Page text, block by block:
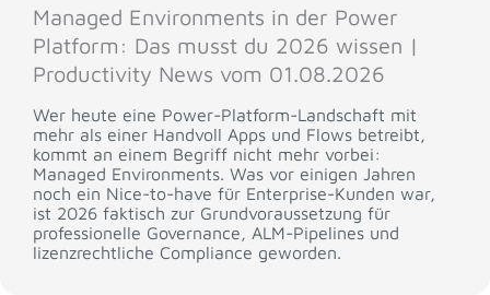
Managed Environments in der Power
Platform: Das musst du 2026 wissen |
Productivity News vom 01.08.2026
Wer heute eine Power-Platform-Landschaft mit
mehr als einer Handvoll Apps und Flows betreibt,
kommt an einem Begriff nicht mehr vorbei:
Managed Environments. Was vor einigen Jahren
noch ein Nice-to-have für Enterprise-Kunden war,
ist 2026 faktisch zur Grundvoraussetzung für
professionelle Governance, ALM-Pipelines und
lizenzrechtliche Compliance geworden.